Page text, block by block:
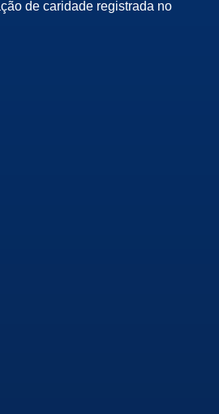
de caridade registrada no